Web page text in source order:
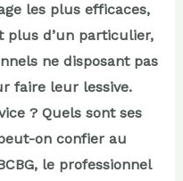
les plus efficaces,
plus d’un particulier,
ne disposant pas
faire leur lessive.
? Quels sont ses
on confier au
le professionnel